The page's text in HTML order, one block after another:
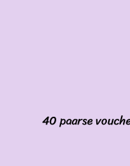
40 paarse